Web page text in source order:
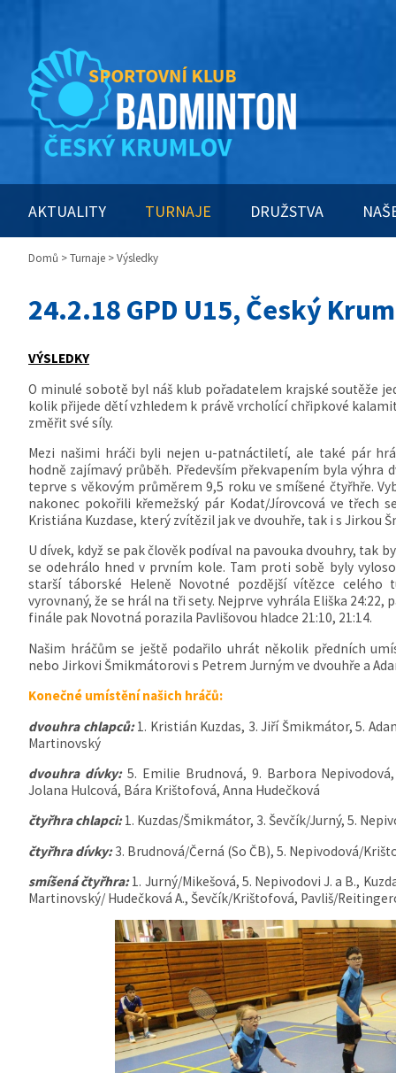
AKTUALITY TURNAJE DRUŽSTVA
Domů >Turnaje > Výsledky
24.2.18 GPD U15, Český
VÝSLEDKY
O minulé sobotě byl náš klub pořadatelem krajské soutěže
kolik přijede dětí vzhledem k právě vrcholící chřipkové
změřit své síly.
Mezi našimi hráči byli nejen u-patnáctiletí, ale také pár
hodně zajímavý průběh. Především překvapením byla výhra
teprve s věkovým průměrem 9,5 roku ve smíšené čtyřhře.
nakonec pokořili křemežský pár Kodat/Jírovcová ve třech
Kristiána Kuzdase, který zvítězil jak ve dvouhře, tak i s Jirkou
U dívek, když se pak člověk podíval na pavouka dvouhry, tak
se odehrálo hned v prvním kole. Tam proti sobě byly
starší táborské Heleně Novotné pozdější vítězce
vyrovnaný, že se hrál na tři sety. Nejprve vyhrála Eliška 24:22,
finále pak Novotná porazila Pavlišovou hladce 21:10, 21:14.
Našim hráčům se ještě podařilo uhrát několik předních
nebo Jirkovi Šmikmátorovi s Petrem Jurným ve dvouhře a
Konečné umístění našich hráčů:
dvouhra chlapců:1. Kristián Kuzdas, 3. Jiří Šmikmátor, 5.
Martinovský
dvouhra dívky:5. Emilie Brudnová, 9. Barbora
Jolana Hulcová, Bára Krištofová, Anna Hudečková
čtyřhra chlapci:1. Kuzdas/Šmikmátor, 3. Ševčík/Jurný, 5.
čtyřhra dívky:3. Brudnová/Černá (So ČB), 5. Nepivodová/
smíšená čtyřhra:1. Jurný/Mikešová, 5. Nepivodovi J. a B.,
Martinovský/ Hudečková A., Ševčík/Krištofová, Pavliš/